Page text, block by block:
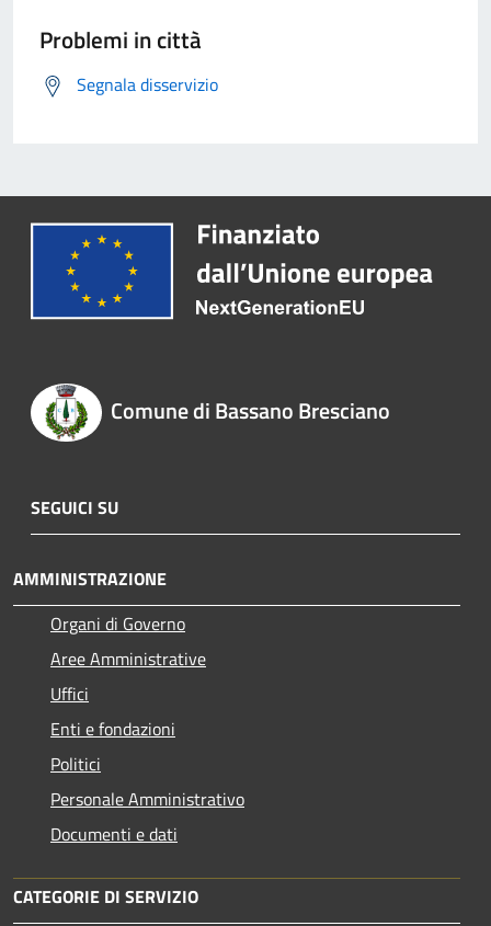
Problemi in città
Segnala disservizio
Comune di Bassano Bresciano
SEGUICI SU
AMMINISTRAZIONE
Organi di Governo
Aree Amministrative
Uffici
Enti e fondazioni
Politici
Personale Amministrativo
Documenti e dati
CATEGORIE DI SERVIZIO